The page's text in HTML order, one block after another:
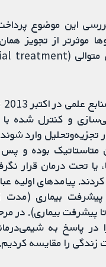
این موضوع
موثرتر از تجویز
تجزیه‌و‌تحلیل وارد شوند.
متاستاتیک بوده و
یا تحت درمان قرار
پیامدهای اولیه
پیشرفت بیماری (مدت
پیشرفت بیماری). در
در پاسخ به
را مقایسه کردیم.